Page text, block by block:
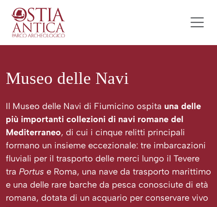
Salta al contenuto
Navigazione principale
Ostia Antica Parco
Museo delle Navi
Il Museo delle Navi di Fiumicino ospita una delle
più importanti collezioni di navi romane del
Mediterraneo, di cui i cinque relitti principali
formano un insieme eccezionale: tre imbarcazioni
fluviali per il trasporto delle merci lungo il Tevere
tra Portus e Roma, una nave da trasporto marittimo
e una delle rare barche da pesca conosciute di età
romana, dotata di un acquario per conservare vivo